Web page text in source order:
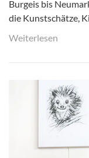
Burgeis bis
die Kunstschätze,
Weiterlesen